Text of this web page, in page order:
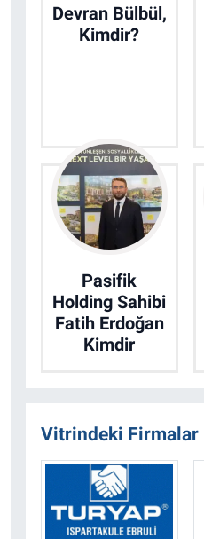
Devran Bülbül,
Kimdir?
Pasifik
Holding Sahibi
Fatih Erdoğan
Kimdir
Vitrindeki Firmalar